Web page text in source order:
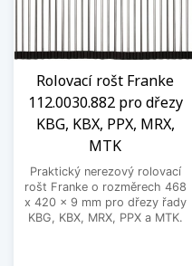
Rolovací rošt Franke
112.0030.882 pro dřezy
KBG, KBX, PPX, MRX,
MTK
Praktický nerezový rolovací
rošt Franke o rozměrech 468
x 420 x 9 mm pro dřezy řady
KBG, KBX, MRX, PPX a MTK.